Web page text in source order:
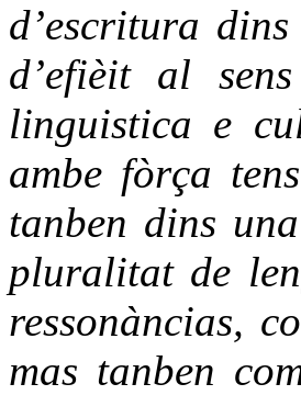
d’escritura
d’efièit al
linguistica e
ambe fòrça
tanben dins
pluralitat de
ressonàncias,
mas tanben